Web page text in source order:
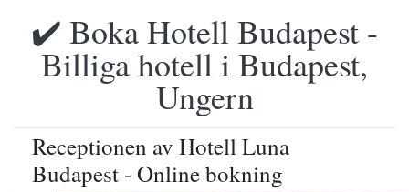
✔️ Boka Hotell Budapest -
Billiga hotell i Budapest,
Ungern
Receptionen av Hotell Luna
Budapest - Online bokning